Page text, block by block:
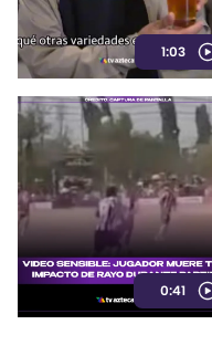
1:03
0:41